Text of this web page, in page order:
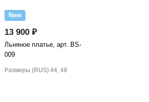
New
13 900 ₽
Льняное платье, арт. BS-
009
Размеры (RUS):44, 48